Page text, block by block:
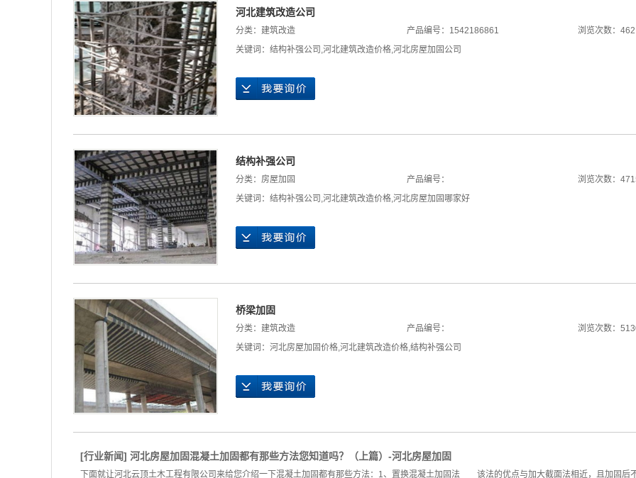
河北建筑改造公司
分类： 建筑改造 产品编号：1542186861
浏览次数：
关键词： 结构补强公司 ,河北建筑改造价格,河北房屋加固公司
结构补强公司
分类： 房屋加固 产品编号：
浏览次数：
关键词： 结构补强公司 ,河北建筑改造价格,河北房屋加固哪家好
桥梁加固
分类： 建筑改造 产品编号：
浏览次数：
关键词： 河北房屋加固价格,河北建筑改造价格,结构补强公司
[行业新闻] 河北房屋加固混凝土加固都有那些方法您知道吗？（上篇）-河北房屋加固
下面就让河北云顶土木工程有限公司来给您介绍一下混凝土加固都有那些方法：1、置换混凝土加固法 该法的优点与加大截面法相近，且加固后